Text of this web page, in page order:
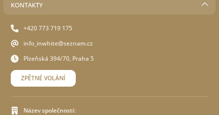
KONTAKTY
+420 773 719 175
info_inwhite@seznam.cz
Plzeňská 394/70, Praha 5
ZPĚTNÉ VOLÁNÍ
Název společnosti: